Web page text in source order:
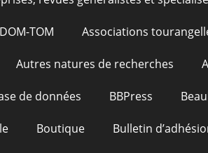
TOM Associations
Autres natures de recherches
de données BBPress
Boutique Bulletin